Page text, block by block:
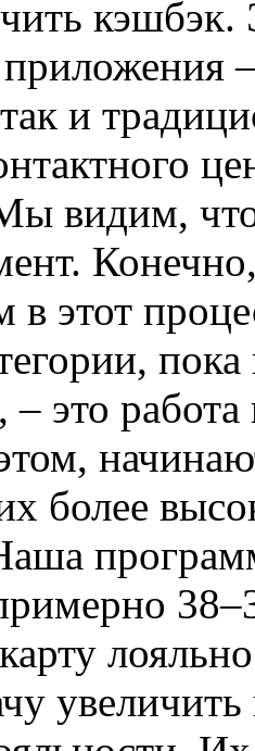
кэшбэк.
и
видим, что
в этот
– это
более